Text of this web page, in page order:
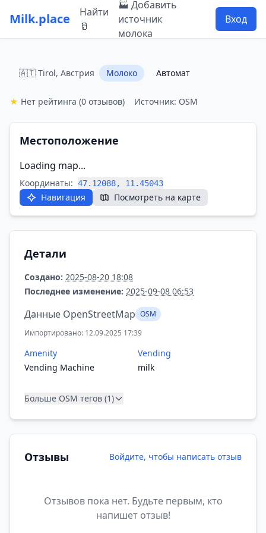
Milk.place
Найти
🥛
🏭 Добавить
источник
молока
Вход
🇦🇹 Tirol, Австрия Молоко Автомат
★ Нет рейтинга (0 отзывов) Источник: OSM
Местоположение
Loading map...
Координаты: 47.12088, 11.45043
Навигация Посмотреть на карте
Детали
Создано: 2025-08-20 18:08
Последнее изменение: 2025-09-08 06:53
Данные OpenStreetMap OSM
Импортировано: 12.09.2025 17:39
Amenity
Vending Machine
Vending
milk
Больше OSM тегов (1)
Отзывы Войдите, чтобы написать отзыв
Отзывов пока нет. Будьте первым, кто
напишет отзыв!